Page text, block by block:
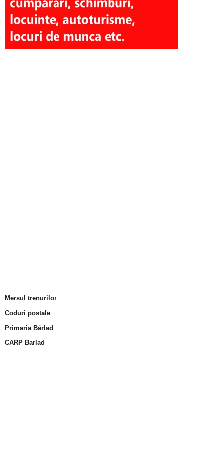
Mersul trenurilor
Coduri postale
Primaria Bârlad
CARP Barlad